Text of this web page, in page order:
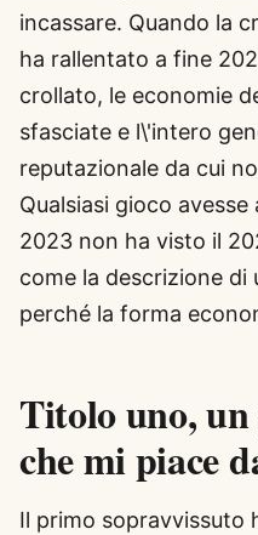
incassare. Quando la
ha rallentato a fine
crollato, le economie
sfasciate e l\'intero
reputazionale da cui
Qualsiasi gioco
2023 non ha visto il
come la descrizione di
perché la forma
Titolo uno,
che mi piace
Il primo sopravvissuto